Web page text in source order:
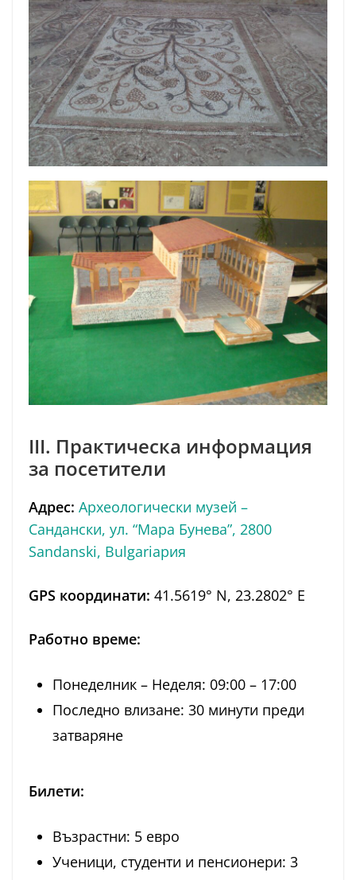
III. Практическа информация
за посетители
Адрес: Археологически музей –
Сандански, ул. “Мара Бунева”, 2800
Sandanski, Bulgariaрия
GPS координати: 41.5619° N, 23.2802° E
Работно време:
Понеделник – Неделя: 09:00 – 17:00
Последно влизане: 30 минути преди
затваряне
Билети:
Възрастни: 5 евро
Ученици, студенти и пенсионери: 3